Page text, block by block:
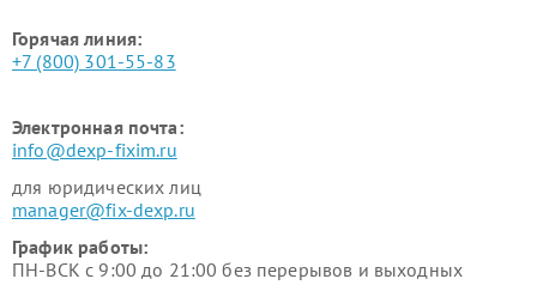
Горячая линия:
+7 (800) 301-55-83
Электронная почта:
info@dexp-fixim.ru
для юридических лиц
manager@fix-dexp.ru
График работы:
ПН-ВСК с 9:00 до 21:00 без перерывов и выходных